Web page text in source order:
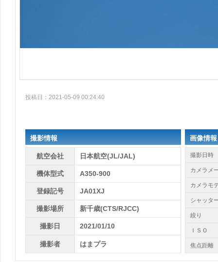
投稿日：2021-05-09 00:24:40
撮影情報
航空会社 日本航空(JL/JAL)
機体型式 A350-900
登録記号 JA01XJ
撮影場所 新千歳(CTS/RJCC)
撮影日 2021/01/10
撮影者 はまプラ
画像情報
撮影日時
カメラメ
カメラモ
シャッタ
絞り
ＩＳＯ
焦点距離